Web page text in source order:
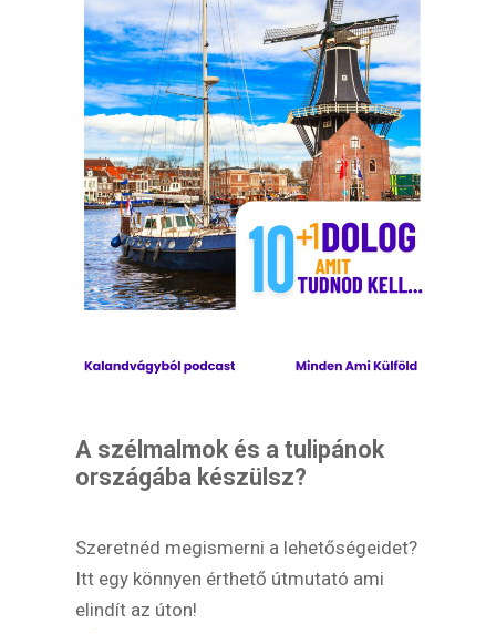
A szélmalmok és a tulipánok
országába készülsz?
Szeretnéd megismerni a lehetőségeidet?
Itt egy könnyen érthető útmutató ami
elindít az úton!